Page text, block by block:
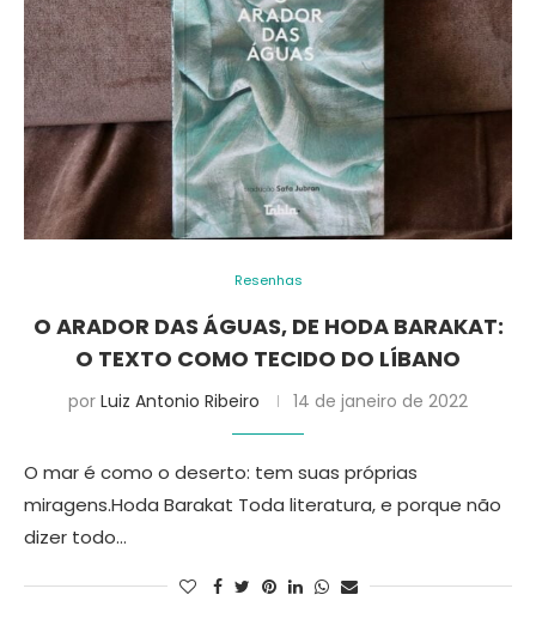
Resenhas
O ARADOR DAS ÁGUAS, DE HODA BARAKAT:
O TEXTO COMO TECIDO DO LÍBANO
por Luiz Antonio Ribeiro 14 de janeiro de 2022
O mar é como o deserto: tem suas próprias
miragens.Hoda Barakat Toda literatura, e porque não
dizer todo…